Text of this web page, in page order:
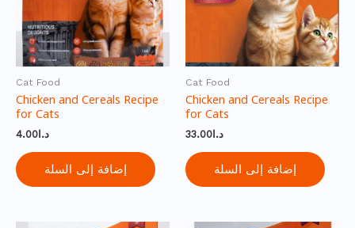
Cat Food
Chicken and Cereals Recipe
for Cats
د.ا 4.00
إضافة إلى السلة
Cat Food
Chicken and Cereals Recipe
for Cats
د.ا 33.00
إضافة إلى السلة